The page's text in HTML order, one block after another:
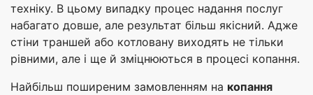
техніку. В цьому випадку процес надання послуг
набагато довше, але результат більш якісний. Адже
стіни траншей або котловану виходять не тільки
рівними, але і ще й зміцнюються в процесі копання.
Найбільш поширеним замовленням на копання